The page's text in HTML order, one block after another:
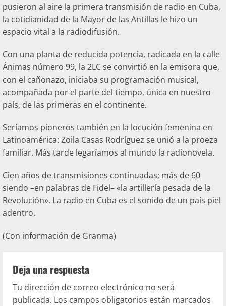
pusieron al aire la primera transmisión de radio en Cuba,
la cotidianidad de la Mayor de las Antillas le hizo un
espacio vital a la radiodifusión.
Con una planta de reducida potencia, radicada en la calle
Ánimas número 99, la 2LC se convirtió en la emisora que,
con el cañonazo, iniciaba su programación musical,
acompañada por el parte del tiempo, única en nuestro
país, de las primeras en el continente.
Seríamos pioneros también en la locución femenina en
Latinoamérica: Zoila Casas Rodríguez se unió a la proeza
familiar. Más tarde legaríamos al mundo la radionovela.
Cien años de transmisiones continuadas; más de 60
siendo –en palabras de Fidel– «la artillería pesada de la
Revolución». La radio en Cuba es el sonido de un país piel
adentro.
(Con información de Granma)
Deja una respuesta
Tu dirección de correo electrónico no será
publicada. Los campos obligatorios están marcados